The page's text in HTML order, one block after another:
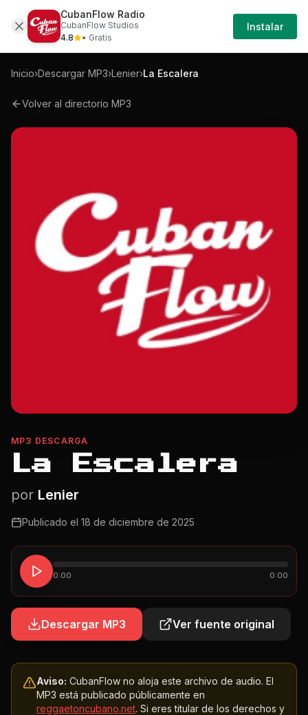
Mp3 Lenier-la-escalera-mp3
Iniciar
Sesión
Inicio›Descargar MP3›Lenier›La Escalera
Volver al directorio MP3
MP3 DESCARGA
La Escalera
por Lenier
Publicado el 18 de diciembre de 2025
0:00 0:00
Descargar MP3 Ver fuente original
Aviso: CubanFlow no aloja este archivo de audio. El
MP3 está publicado públicamente en
reggaetoncubano.net. Si eres titular de los derechos y
CubanFlow Radio
CubanFlow Studios
4.8
• Gratis
Instalar